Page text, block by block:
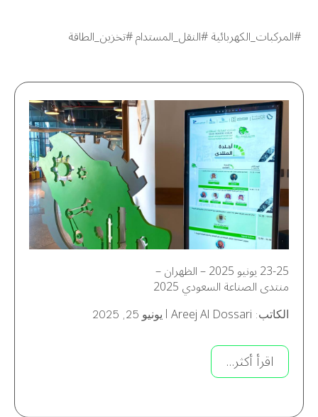
#المركبات_الكهربائية #النقل_المستدام #تخزين_الطاقة
23-25 يونيو 2025 – الظهران –
منتدى الصناعة السعودي 2025
الكاتب: Areej Al Dossari
| يونيو 25, 2025
اقرأ أكثر...